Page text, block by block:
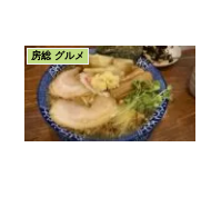
房総 グルメ